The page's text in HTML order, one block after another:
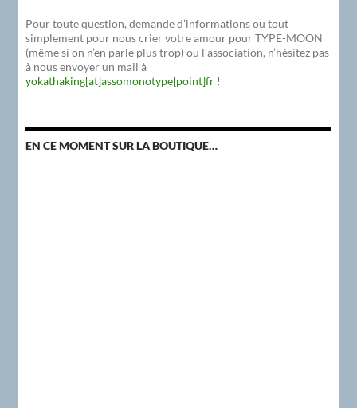
Pour toute question, demande d’informations ou tout
simplement pour nous crier votre amour pour TYPE-MOON
(même si on n’en parle plus trop) ou l’association, n’hésitez pas
à nous envoyer un mail à
yokathaking[at]assomonotype[point]fr !
EN CE MOMENT SUR LA BOUTIQUE…